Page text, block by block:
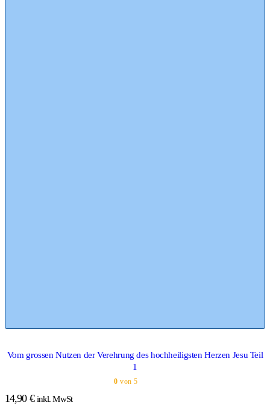
Vom grossen Nutzen der Verehrung des hochheiligsten Herzen Jesu Teil
1
0 von 5
14,90 € inkl. MwSt